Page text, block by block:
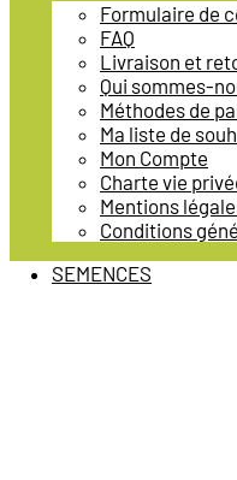
Formulaire de
FAQ
Livraison et
Qui sommes-
Méthodes de
Ma liste de
Mon Compte
Charte vie
Mentions
Conditions
SEMENCES